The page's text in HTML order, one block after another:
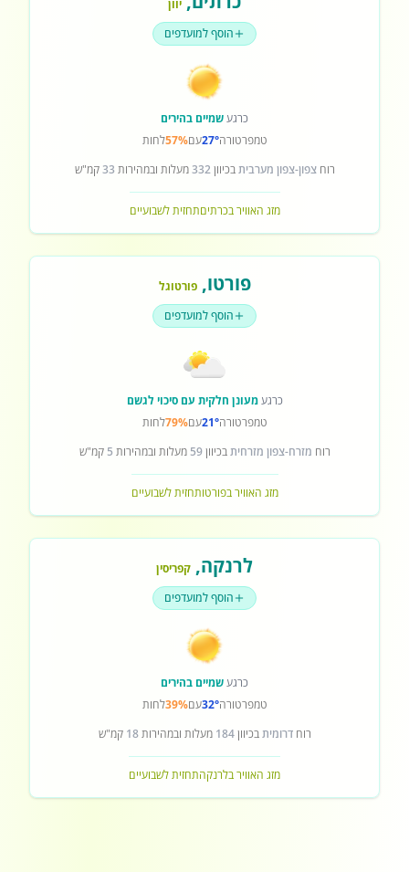
יוון
הוסף למועדפים
כרגעשמיים בהירים
טמפרטורה27°עם57%לחות
רוחצפון-צפון מערביתבכיוון332מעלות ובמהירות 33קמ"ש
מזג האוויר בכרתיםתחזית לשבועיים
פורטו,פורטוגל
הוסף למועדפים
כרגעמעונן חלקית עם סיכוי לגשם
טמפרטורה21°עם79%לחות
רוח מזרח-צפון מזרחיתבכיוון59 מעלות ובמהירות 5 קמ"ש
מזג האוויר בפורטותחזית לשבועיים
לרנקה, קפריסין
הוסף למועדפים
כרגעשמיים בהירים
טמפרטורה32°עם39%לחות
רוחדרומיתבכיוון184 מעלות ובמהירות18 קמ"ש
מזג האוויר בלרנקהתחזית לשבועיים